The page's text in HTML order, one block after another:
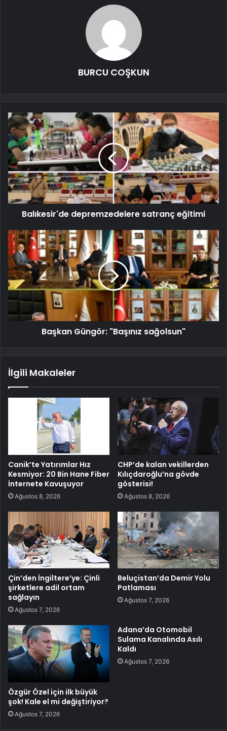
BURCU COŞKUN
Balıkesir'de depremzedelere satranç eğitimi
Başkan Güngör: "Başınız sağolsun"
İlgili Makaleler
Canik’te Yatırımlar Hız
Kesmiyor: 20 Bin Hane Fiber
İnternete Kavuşuyor
Ağustos 8, 2026
CHP’de kalan vekillerden
Kılıçdaroğlu’na gövde
gösterisi!
Ağustos 8, 2026
Çin’den İngiltere’ye: Çinli
şirketlere adil ortam
sağlayın
Ağustos 7, 2026
Beluçistan’da Demir Yolu
Patlaması
Ağustos 7, 2026
Özgür Özel için ilk büyük
şok! Kale el mi değiştiriyor?
Ağustos 7, 2026
Adana’da Otomobil
Sulama Kanalında Asılı
Kaldı
Ağustos 7, 2026